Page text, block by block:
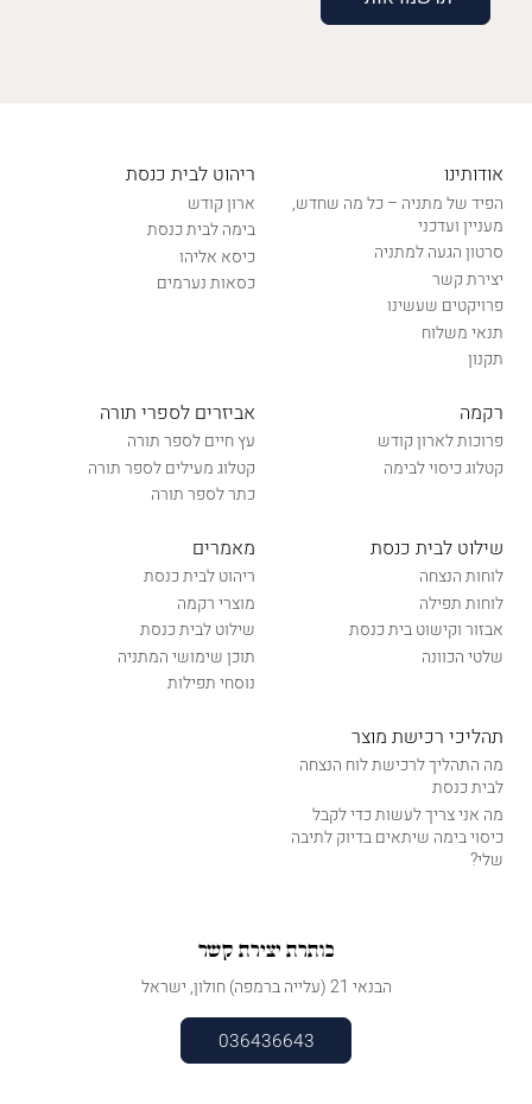
אודותינו
הפיד של מתניה – כל מה שחדש,
מעניין ועדכני
סרטון הגעה למתניה
יצירת קשר
פרויקטים שעשינו
תנאי משלוח
תקנון
ריהוט לבית כנסת
ארון קודש
בימה לבית כנסת
כיסא אליהו
כסאות נערמים
רקמה
פרוכות לארון קודש
קטלוג כיסוי לבימה
אביזרים לספרי תורה
עץ חיים לספר תורה
קטלוג מעילים לספר תורה
כתר לספר תורה
שילוט לבית כנסת
לוחות הנצחה
לוחות תפילה
אבזור וקישוט בית כנסת
שלטי הכוונה
מאמרים
ריהוט לבית כנסת
מוצרי רקמה
שילוט לבית כנסת
תוכן שימושי המתניה
נוסחי תפילות
תהליכי רכישת מוצר
מה התהליך לרכישת לוח הנצחה
לבית כנסת
מה אני צריך לעשות כדי לקבל
כיסוי בימה שיתאים בדיוק לתיבה
שלי?
כותרת יצירת קשר
הבנאי 21 (עלייה ברמפה) חולון, ישראל
036436643